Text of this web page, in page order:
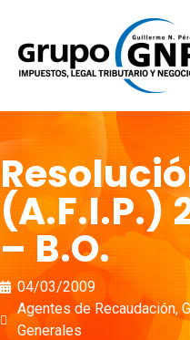
(A.F.I.P.)
– B.O.
04/03/2009
Agentes de Recaudación,
Generales